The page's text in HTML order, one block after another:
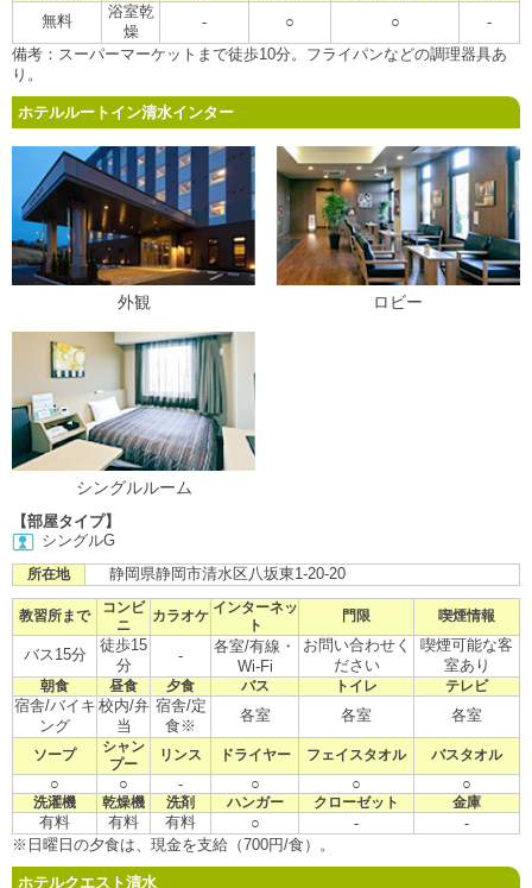
無料
浴室乾
燥
- ○ ○
-
備考：スーパーマーケットまで徒歩10分。フライパンなどの調理器具あ
り。
ホテルルートイン清水インター
外観 ロビー
シングルルーム
【部屋タイプ】
シングルG
所在地 静岡県静岡市清水区八坂東1-20-20
教習所まで
コンビ
ニ
カラオケ
インターネッ
ト
門限 喫煙情報
バス15分
徒歩15
分
-
各室/有線・
Wi-Fi
お問い合わせく
ださい
喫煙可能な客
室あり
朝食 昼食 夕食 バス トイレ テレビ
宿舎/バイキ
ング
校内/弁
当
宿舎/定
食※
各室 各室 各室
ソープ
シャン
プー
リンス ドライヤー フェイスタオル バスタオル
○ ○ - ○ ○ ○
洗濯機 乾燥機 洗剤 ハンガー クローゼット 金庫
有料 有料 有料 ○ -
-
※日曜日の夕食は、現金を支給（700円/食）。
ホテルクエスト清水